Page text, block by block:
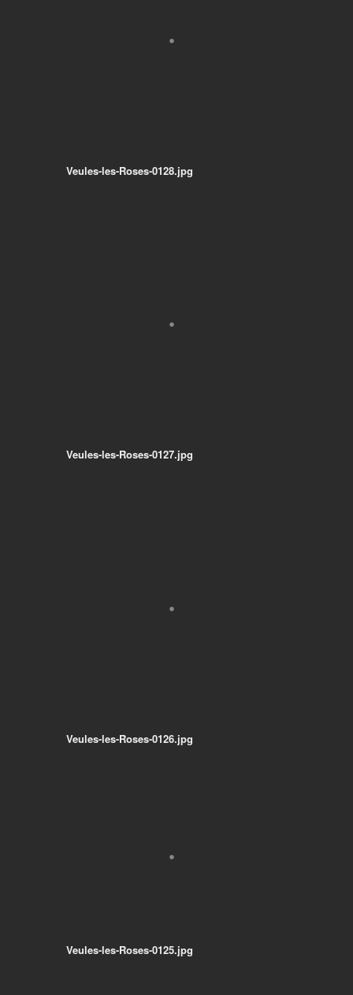
Veules-les-Roses-0128.jpg
Veules-les-Roses-0127.jpg
Veules-les-Roses-0126.jpg
Veules-les-Roses-0125.jpg